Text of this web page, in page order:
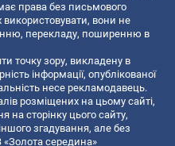
права без письмового
використовувати, вони не
перекладу, поширенню в
точку зору, викладену в
інформації, опублікованої
несе рекламодавець.
розміщених на цьому сайті,
на сторінку цього сайту,
згадування, але без
«Золота середина»